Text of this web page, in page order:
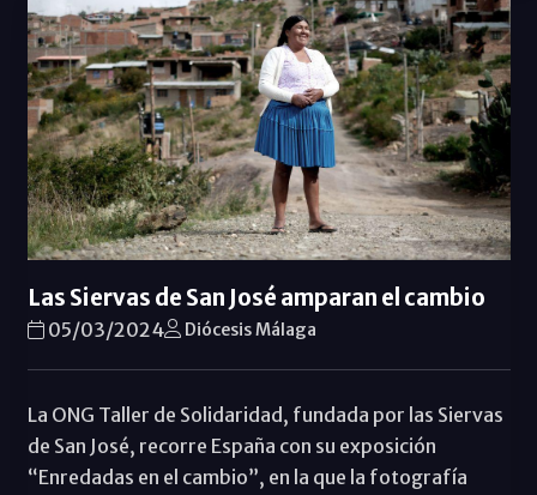
Las Siervas de San José amparan el cambio
05/03/2024 Diócesis Málaga
La ONG Taller de Solidaridad, fundada por las Siervas
de San José, recorre España con su exposición
“Enredadas en el cambio”, en la que la fotografía